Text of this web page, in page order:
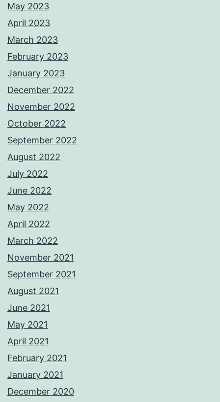
May 2023
April 2023
March 2023
February 2023
January 2023
December 2022
November 2022
October 2022
September 2022
August 2022
July 2022
June 2022
May 2022
April 2022
March 2022
November 2021
September 2021
August 2021
June 2021
May 2021
April 2021
February 2021
January 2021
December 2020